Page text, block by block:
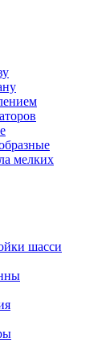
мелких
шасси